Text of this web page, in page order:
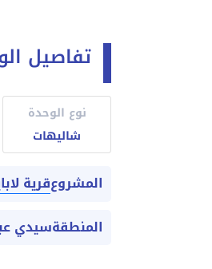
تفاصيل
نوع الوحدة
شاليهات
المشروعقرية
المنطقةسيدي